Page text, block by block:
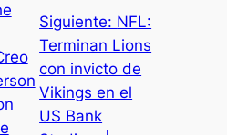
Siguiente: NFL:
Terminan Lions
con invicto de
Vikings en el
US Bank